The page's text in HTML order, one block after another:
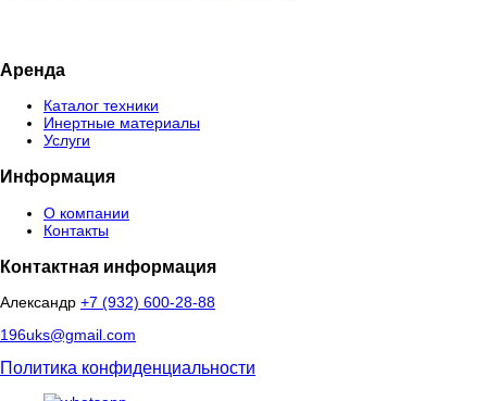
Аренда
Каталог техники
Инертные материалы
Услуги
Информация
О компании
Контакты
Контактная информация
Александр +7 (932) 600-28-88
196uks@gmail.com
Политика конфиденциальности